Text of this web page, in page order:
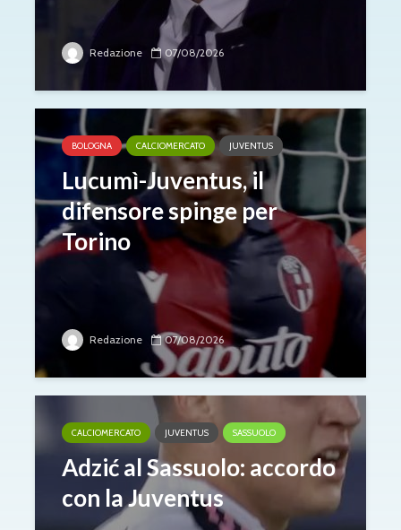
Redazione 07/08/2026
BOLOGNA CALCIOMERCATO JUVENTUS
Lucumì-Juventus, il
difensore spinge per
Torino
Redazione 07/08/2026
CALCIOMERCATO JUVENTUS SASSUOLO
Adzić al Sassuolo: accordo
con la Juventus